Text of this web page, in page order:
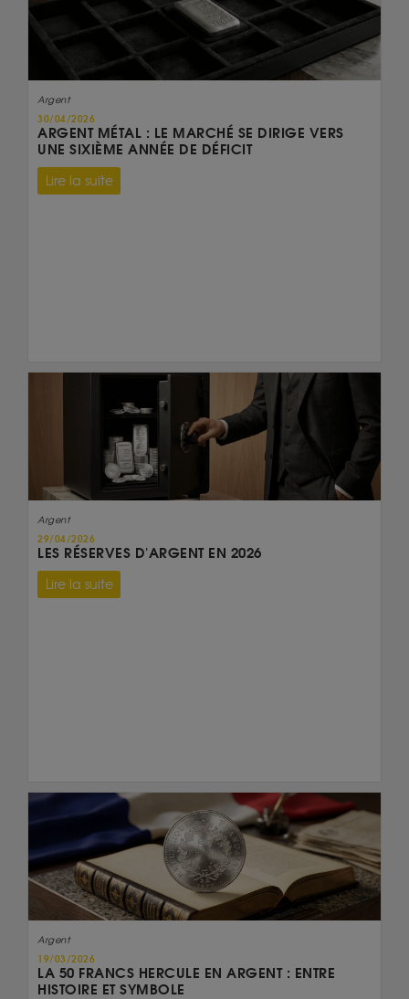
Argent
30/04/2026
ARGENT MÉTAL : LE MARCHÉ SE DIRIGE VERS
UNE SIXIÈME ANNÉE DE DÉFICIT
Lire la suite
Argent
29/04/2026
LES RÉSERVES D'ARGENT EN 2026
Lire la suite
Argent
19/03/2026
LA 50 FRANCS HERCULE EN ARGENT : ENTRE
HISTOIRE ET SYMBOLE